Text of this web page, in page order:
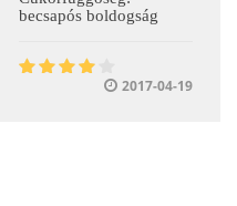
becsapós boldogság
2017-04-19